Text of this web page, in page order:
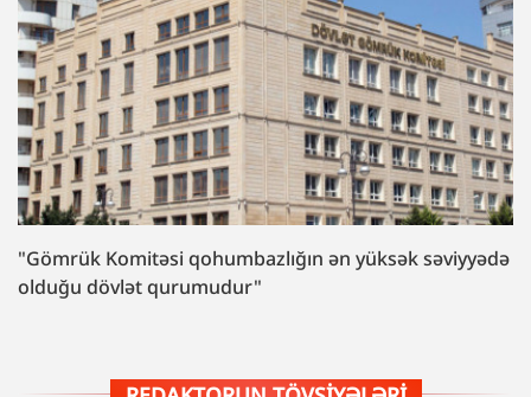
"Gömrük Komitəsi qohumbazlığın ən yüksək səviyyədə
olduğu dövlət qurumudur"